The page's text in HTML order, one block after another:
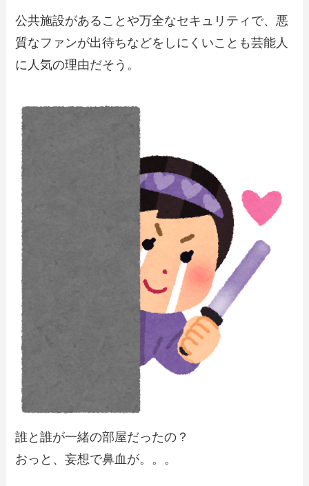
公共施設があることや万全なセキュリティで、悪
質なファンが出待ちなどをしにくいことも芸能人
に人気の理由だそう。
誰と誰が一緒の部屋だったの？
おっと、妄想で鼻血が。。。